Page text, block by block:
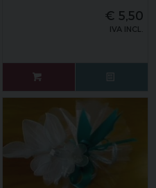
€ 5,50
IVA INCL.